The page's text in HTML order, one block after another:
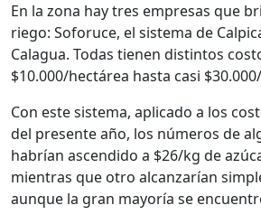
En la zona hay tres empresas que
riego: Soforuce, el sistema de
Calagua. Todas tienen distintos
$10.000/hectárea hasta casi
Con este sistema, aplicado a los
del presente año, los números de
habrían ascendido a $26/kg de
mientras que otro alcanzarían
aunque la gran mayoría se